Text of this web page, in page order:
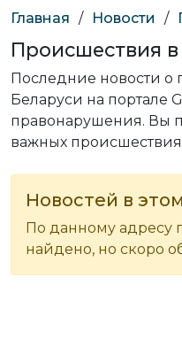
Главная / Новости /
Происшествия в
Последние новости о
Беларуси на портале
правонарушения. Вы
важных
Новостей в
По данному адресу
найдено, но скоро